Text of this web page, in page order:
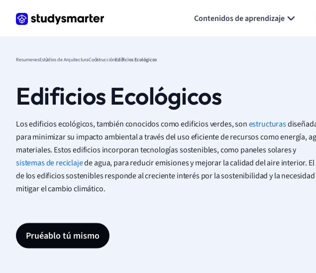
Contenidos de aprendizaje
ResumenesEstudios de ArquitecturaConstrucciónEdificios Ecológicos
Edificios Ecológicos
Los edificios ecológicos, también conocidos como edificios verdes, sonestructuras
para minimizar su impacto ambiental a través del uso eficiente de recursos como energía,
materiales. Estos edificios incorporan tecnologías sostenibles, como paneles solares y
sistemas de reciclajede agua, para reducir emisiones y mejorar la calidad del aire interior. El
de los edificios sostenibles responde al creciente interés por la sostenibilidad y la
mitigar el cambio climático.
Pruéablo tú mismo